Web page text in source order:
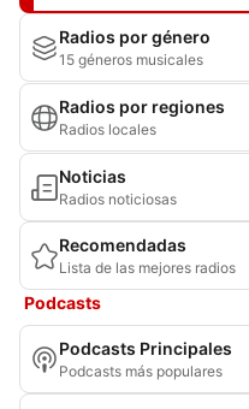
Radios por género
15 géneros musicales
Radios por regiones
Radios locales
Noticias
Radios noticiosas
Recomendadas
Lista de las mejores radios
Podcasts
Podcasts Principales
Podcasts más populares